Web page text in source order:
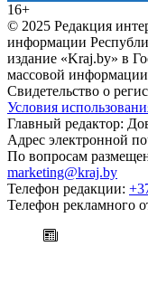
16+
© 2025 Редакция
информации
издание «Kraj.by» в
массовой
Свидетельство о
Условия
Главный редактор:
Адрес электронной
По вопросам
marketing@kraj.by
Телефон редакции:
Телефон рекламного